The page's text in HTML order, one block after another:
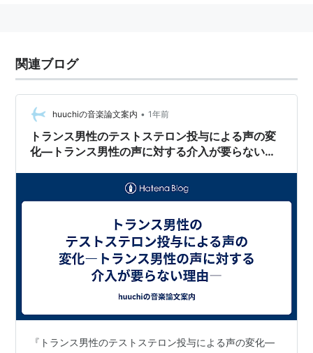
関連ブログ
huuchiの音楽論文案内 • 1年前
トランス男性のテストステロン投与による声の変
化―トランス男性の声に対する介入が要らない理
『トランス男性のテストステロン投与による声の変化―